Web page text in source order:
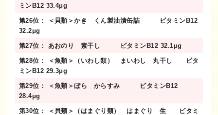
ミンB12 33.4μg
第26位： ＜貝類＞かき くん製油漬缶詰 ビタミンB12
32.2μg
第27位： あおのり 素干し ビタミンB12 32.1μg
第28位： ＜魚類＞（いわし類） まいわし 丸干し ビタ
ミンB12 29.3μg
第29位： ＜魚類＞ぼら からすみ ビタミンB12
28.4μg
第30位： ＜貝類＞（はまぐり類） はまぐり 生 ビタミ